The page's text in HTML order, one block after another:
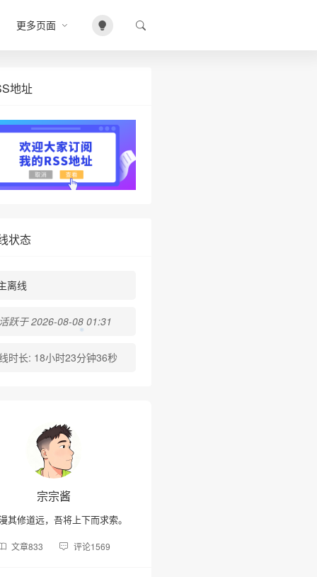
更多页面
地址
状态
离线
跃于 2026-08-08 01:31
时长: 18小时23分钟36秒
宗宗酱
其修道远，吾将上下而求索。
文章833 评论1569